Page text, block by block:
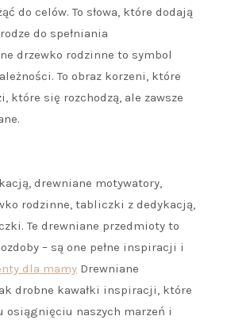
do celów. To słowa, które dodają
do spełniania
drzewko rodzinne to symbol
To obraz korzeni, które
które się rozchodzą, ale zawsze
drewniane motywatory,
rodzinne, tabliczki z dedykacją,
Te drewniane przedmioty to
– są one pełne inspiracji i
dla mamy Drewniane
drobne kawałki inspiracji, które
osiągnięciu naszych marzeń i